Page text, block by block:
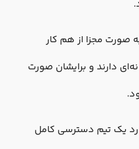
صورت مجزا از هم کار
دارند و برایشان صورت
یک تیم دسترسی کامل